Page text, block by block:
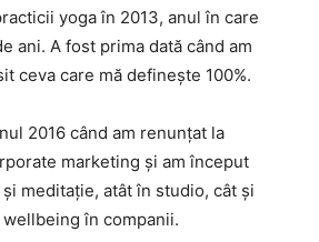
yoga în 2013, anul în care
ani. A fost prima dată când am
ceva care mă definește 100%.
2016 când am renunțat la
marketing și am început
meditație, atât în studio, cât și
în companii.